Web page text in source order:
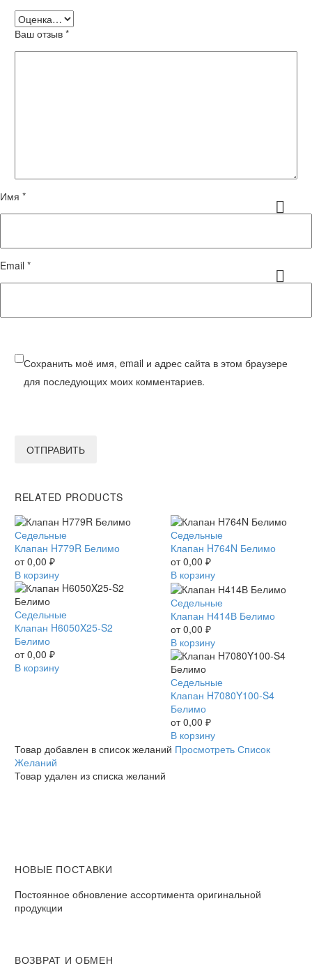
Ваш отзыв *
Имя *
Email *
Сохранить моё имя, email и адрес сайта в этом браузере
для последующих моих комментариев.
ОТПРАВИТЬ
RELATED PRODUCTS
Клапан
H779R
Белимо
Седельные
Клапан H779R Белимо
от0,00 ₽
В корзину
Клапан
H764N
Белимо
Седельные
Клапан H764N Белимо
от0,00 ₽
В корзину
Клапан
H6050X25-
S2
Белимо
Седельные
Клапан H6050X25-S2
Белимо
от0,00 ₽
В корзину
Клапан
Н414В
Белимо
Седельные
Клапан Н414В Белимо
от0,00 ₽
В корзину
Клапан
H7080Y100-
S4
Белимо
Седельные
Клапан H7080Y100-S4
Белимо
от0,00 ₽
В корзину
Товар добавлен в список желаний Просмотреть Список
Желаний
Товар удален из списка желаний
НОВЫЕ ПОСТАВКИ
Постоянное обновление ассортимента оригинальной
продукции
ВОЗВРАТ И ОБМЕН​